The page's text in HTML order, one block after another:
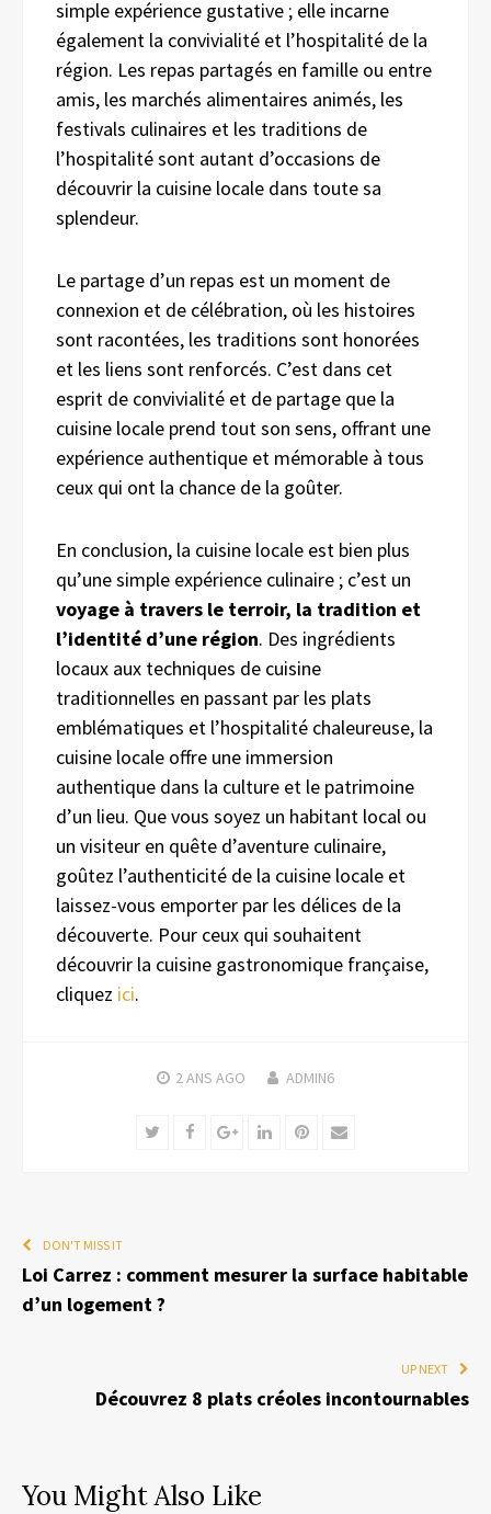
simple expérience gustative ; elle incarne
également la convivialité et l’hospitalité de la
région. Les repas partagés en famille ou entre
amis, les marchés alimentaires animés, les
festivals culinaires et les traditions de
l’hospitalité sont autant d’occasions de
découvrir la cuisine locale dans toute sa
splendeur.
Le partage d’un repas est un moment de
connexion et de célébration, où les histoires
sont racontées, les traditions sont honorées
et les liens sont renforcés. C’est dans cet
esprit de convivialité et de partage que la
cuisine locale prend tout son sens, offrant une
expérience authentique et mémorable à tous
ceux qui ont la chance de la goûter.
En conclusion, la cuisine locale est bien plus
qu’une simple expérience culinaire ; c’est un
voyage à travers le terroir, la tradition et
l’identité d’une région. Des ingrédients
locaux aux techniques de cuisine
traditionnelles en passant par les plats
emblématiques et l’hospitalité chaleureuse, la
cuisine locale offre une immersion
authentique dans la culture et le patrimoine
d’un lieu. Que vous soyez un habitant local ou
un visiteur en quête d’aventure culinaire,
goûtez l’authenticité de la cuisine locale et
laissez-vous emporter par les délices de la
découverte. Pour ceux qui souhaitent
découvrir la cuisine gastronomique française,
cliquez ici.
2 ANS AGO ADMIN6
TwitterFacebookGoogle+LinkedInPinterest
Email
DON'T MISS IT
Loi Carrez : comment mesurer la surface habitable
d’un logement ?
UP NEXT
Découvrez 8 plats créoles incontournables
You Might Also Like